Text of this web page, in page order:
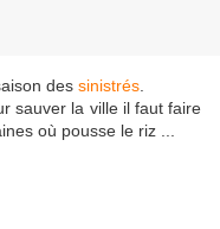
des sinistrés
sauver la ville il faut faire
où pousse le riz ...